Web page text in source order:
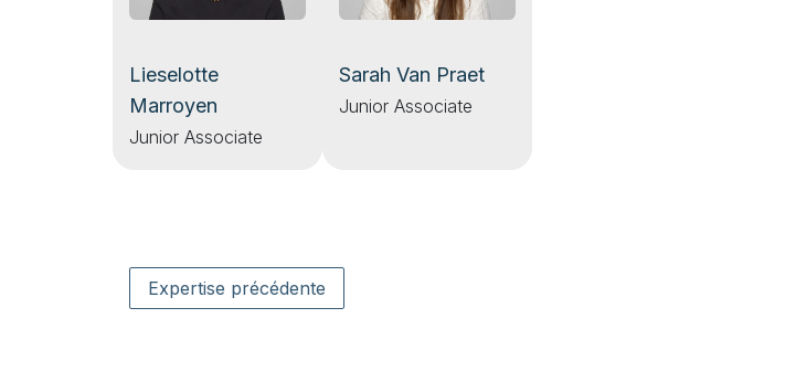
Lieselotte
Marroyen
Junior Associate
Sarah Van Praet
Junior Associate
Expertise précédente